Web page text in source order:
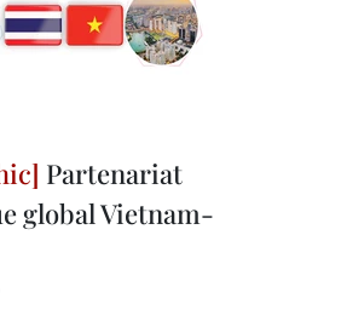
Partenariat
global Vietnam-